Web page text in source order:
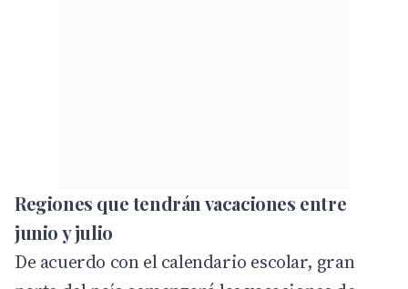
Regiones que tendrán vacaciones entre
junio y julio
De acuerdo con el calendario escolar, gran